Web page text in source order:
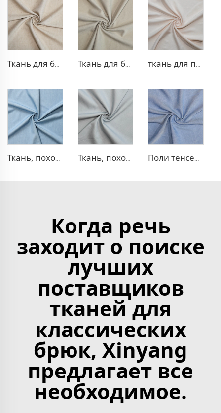
Ткань для блейзера TR, похожая на лен Ткань для блейзера TR в рубчик ткань для платья 100% лиоцелл, похожая на лен
Ткань, похожая на деним, TR Ткань, похожая на деним, TR с эффектом стрейч Поли тенсел деним — ткань, похожая на джинсовую
Когда речь
заходит о поиске
лучших
поставщиков
тканей для
классических
брюк, Xinyang
предлагает все
необходимое.